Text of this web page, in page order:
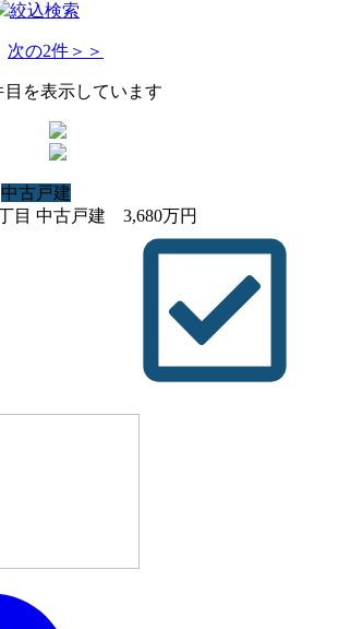
絞込検索
次の2件＞＞
目を表示しています
中古戸建
目 中古戸建
3,680万円